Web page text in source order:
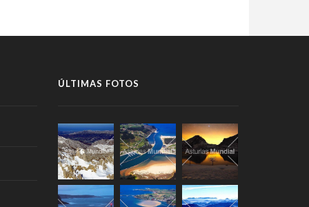
ÚLTIMAS FOTOS